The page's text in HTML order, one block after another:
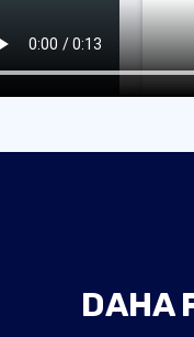
DAHA